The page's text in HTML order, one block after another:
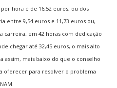
hora é de 16,52 euros, ou dos
entre 9,54 euros e 11,73 euros ou,
carreira, em 42 horas com dedicação
chegar até 32,45 euros, o mais alto
assim, mais baixo do que o conselho
oferecer para resolver o problema